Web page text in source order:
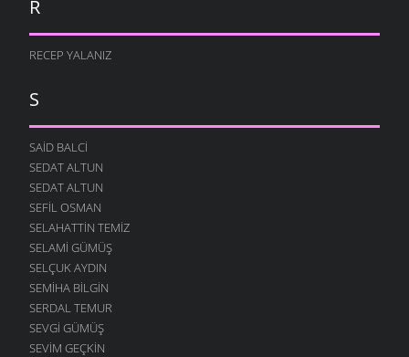
R
RECEP YALANIZ
S
SAID BALCI
SEDAT ALTUN
SEDAT ALTUN
SEFIL OSMAN
SELAHATTIN TEMIZ
SELAMI GÜMÜŞ
SELÇUK AYDIN
SEMIHA BILGIN
SERDAL TEMUR
SEVGI GÜMÜŞ
SEVIM GEÇKIN